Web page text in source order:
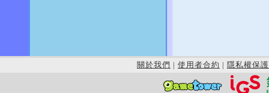
關於我們 | 使用者合約 | 隱私權保護